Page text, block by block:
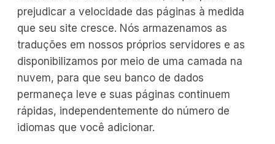
prejudicar a velocidade das páginas à medida
que seu site cresce. Nós armazenamos as
traduções em nossos próprios servidores e as
disponibilizamos por meio de uma camada na
nuvem, para que seu banco de dados
permaneça leve e suas páginas continuem
rápidas, independentemente do número de
idiomas que você adicionar.